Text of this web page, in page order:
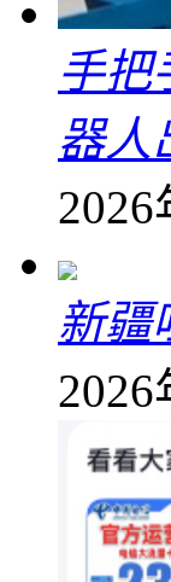
手把
器人
2026
新疆
2026